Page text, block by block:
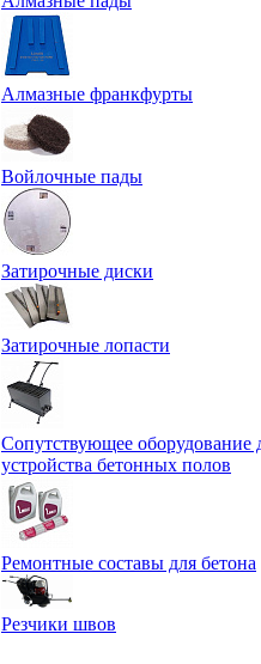
Алмазные франкфурты
Войлочные пады
Затирочные диски
Затирочные лопасти
Сопутствующее оборудование
устройства бетонных полов
Ремонтные составы для бетона
Резчики швов